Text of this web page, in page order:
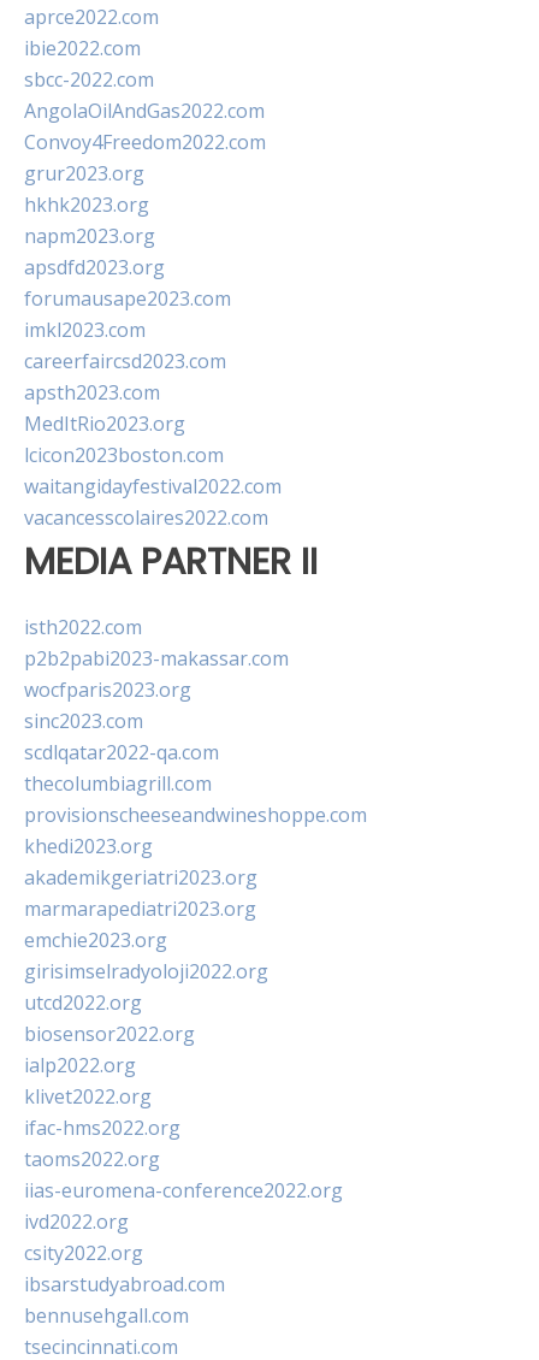
aprce2022.com
ibie2022.com
sbcc-2022.com
AngolaOilAndGas2022.com
Convoy4Freedom2022.com
grur2023.org
hkhk2023.org
napm2023.org
apsdfd2023.org
forumausape2023.com
imkl2023.com
careerfaircsd2023.com
apsth2023.com
MedItRio2023.org
lcicon2023boston.com
waitangidayfestival2022.com
vacancesscolaires2022.com
MEDIA PARTNER II
isth2022.com
p2b2pabi2023-makassar.com
wocfparis2023.org
sinc2023.com
scdlqatar2022-qa.com
thecolumbiagrill.com
provisionscheeseandwineshoppe.com
khedi2023.org
akademikgeriatri2023.org
marmarapediatri2023.org
emchie2023.org
girisimselradyoloji2022.org
utcd2022.org
biosensor2022.org
ialp2022.org
klivet2022.org
ifac-hms2022.org
taoms2022.org
iias-euromena-conference2022.org
ivd2022.org
csity2022.org
ibsarstudyabroad.com
bennusehgall.com
tsecincinnati.com